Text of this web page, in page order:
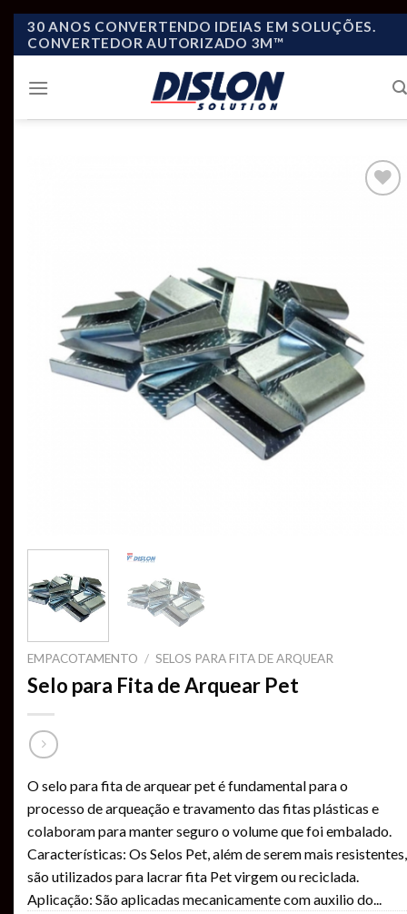
Skip
30 ANOS CONVERTENDO IDEIAS EM SOLUÇÕES.
CONVERTEDOR AUTORIZADO 3M™
EMPACOTAMENTO / SELOS PARA FITA DE ARQUEAR
Selo para Fita de Arquear Pet
O selo para fita de arquear pet é fundamental para o
processo de arqueação e travamento das fitas plásticas e
colaboram para manter seguro o volume que foi embalado.
Características: Os Selos Pet, além de serem mais resistentes,
são utilizados para lacrar fita Pet virgem ou reciclada.
Aplicação: São aplicadas mecanicamente com auxilio do